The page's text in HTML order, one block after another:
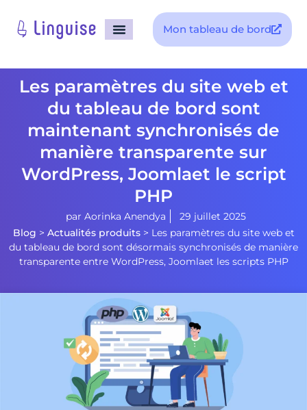
Mon tableau de bord
Les paramètres du site web et
du tableau de bord sont
maintenant synchronisés de
manière transparente sur
WordPress, Joomlaet le script
PHP
par Aorinka Anendya
29 juillet 2025
Blog > Actualités produits> Les paramètres du site web et
du tableau de bord sont désormais synchronisés de manière
transparente entre WordPress, Joomlaet les scripts PHP